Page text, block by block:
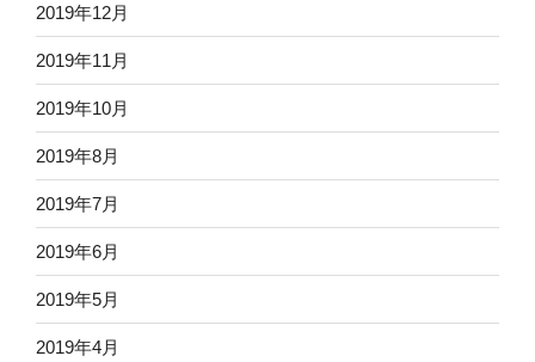
2019年12月
2019年11月
2019年10月
2019年8月
2019年7月
2019年6月
2019年5月
2019年4月